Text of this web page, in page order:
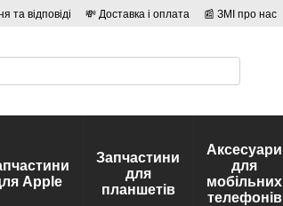
та відповіді 💸 Доставка і оплата
📰 ЗМІ про нас
Apple
Запчастини
для
планшетів
Аксесуари
для
мобільних
телефонів